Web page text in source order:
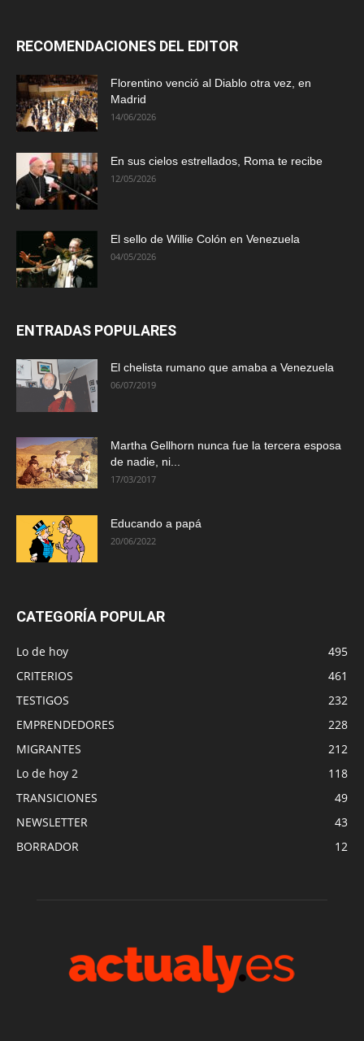
RECOMENDACIONES DEL EDITOR
Florentino venció al Diablo otra vez, en
Madrid
14/06/2026
En sus cielos estrellados, Roma te recibe
12/05/2026
El sello de Willie Colón en Venezuela
04/05/2026
ENTRADAS POPULARES
El chelista rumano que amaba a Venezuela
06/07/2019
Martha Gellhorn nunca fue la tercera esposa
de nadie, ni...
17/03/2017
Educando a papá
20/06/2022
CATEGORÍA POPULAR
Lo de hoy
495
CRITERIOS
461
TESTIGOS
232
EMPRENDEDORES
228
MIGRANTES
212
Lo de hoy 2
118
TRANSICIONES
49
NEWSLETTER
43
BORRADOR
12